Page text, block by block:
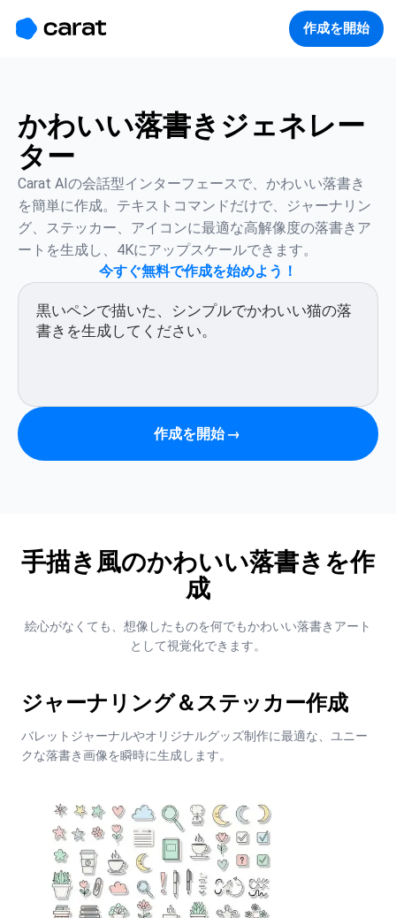
作成を開始
かわいい落書きジェネレー
ター
Carat AIの会話型インターフェースで、かわいい落書き
を簡単に作成。テキストコマンドだけで、ジャーナリン
グ、ステッカー、アイコンに最適な高解像度の落書きア
ートを生成し、4Kにアップスケールできます。
今すぐ無料で作成を始めよう！
作成を開始 →
手描き風のかわいい落書きを作
成
絵心がなくても、想像したものを何でもかわいい落書きアート
として視覚化できます。
ジャーナリング＆ステッカー作成
バレットジャーナルやオリジナルグッズ制作に最適な、ユニー
クな落書き画像を瞬時に生成します。